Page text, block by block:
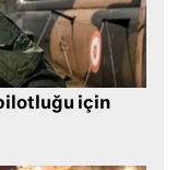
pilotluğu için